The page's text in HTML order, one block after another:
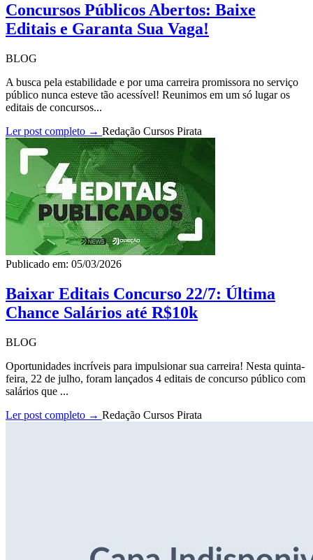
Concursos Públicos Abertos: Baixe
Editais e Garanta Sua Vaga!
BLOG
A busca pela estabilidade e por uma carreira promissora no serviço
público nunca esteve tão acessível! Reunimos em um só lugar os
editais de concursos...
Ler post completo → Redação Cursos Pirata
Publicado em: 05/03/2026
Baixar Editais Concurso 22/7: Última
Chance Salários até R$10k
BLOG
Oportunidades incríveis para impulsionar sua carreira! Nesta quinta-
feira, 22 de julho, foram lançados 4 editais de concurso público com
salários que ...
Ler post completo → Redação Cursos Pirata